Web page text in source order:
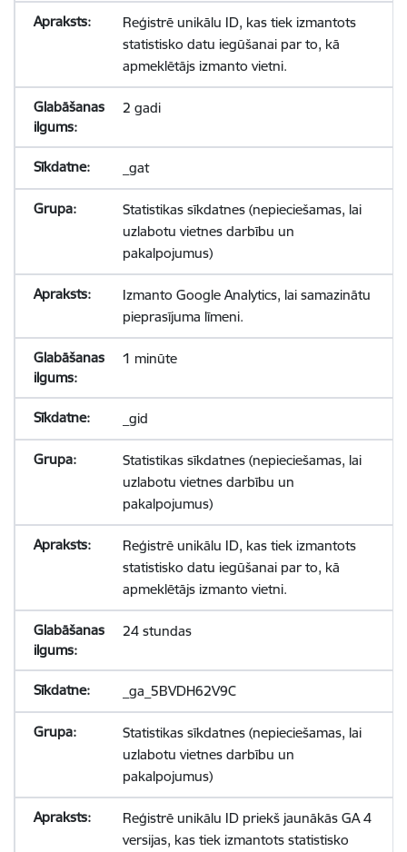
Reģistrē unikālu ID, kas tiek izmantots
statistisko datu iegūšanai par to, kā
apmeklētājs izmanto vietni.
2 gadi
_gat
Statistikas sīkdatnes (nepieciešamas, lai
uzlabotu vietnes darbību un
pakalpojumus)
Izmanto Google Analytics, lai samazinātu
pieprasījuma līmeni.
1 minūte
_gid
Statistikas sīkdatnes (nepieciešamas, lai
uzlabotu vietnes darbību un
pakalpojumus)
Reģistrē unikālu ID, kas tiek izmantots
statistisko datu iegūšanai par to, kā
apmeklētājs izmanto vietni.
24 stundas
_ga_5BVDH62V9C
Statistikas sīkdatnes (nepieciešamas, lai
uzlabotu vietnes darbību un
pakalpojumus)
Reģistrē unikālu ID priekš jaunākās GA 4
versijas, kas tiek izmantots statistisko